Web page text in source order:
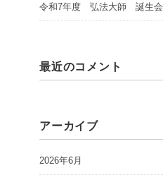
令和7年度 弘法大師 誕生会
最近のコメント
アーカイブ
2026年6月